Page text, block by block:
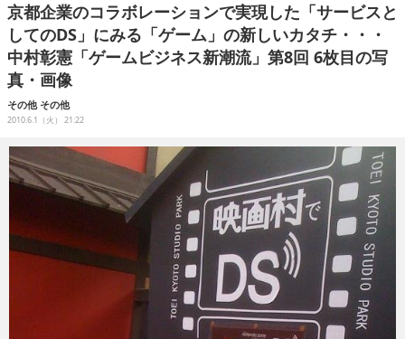
企業動向
人材育成
産業政策
イベント/セミナー
eスポーツ
京都企業のコラボレーションで実現した「サービスと
してのDS」にみる「ゲーム」の新しいカタチ・・・
中村彰憲「ゲームビジネス新潮流」第8回 6枚目の写
真・画像
その他 その他
2010.6.1（火） 21:22